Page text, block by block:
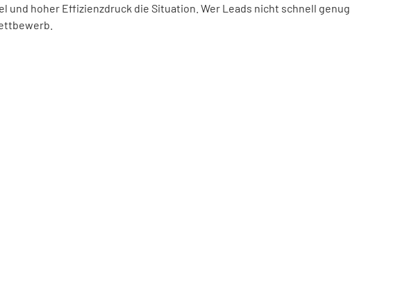
und hoher Effizienzdruck die Situation. Wer Leads nicht schnell genug